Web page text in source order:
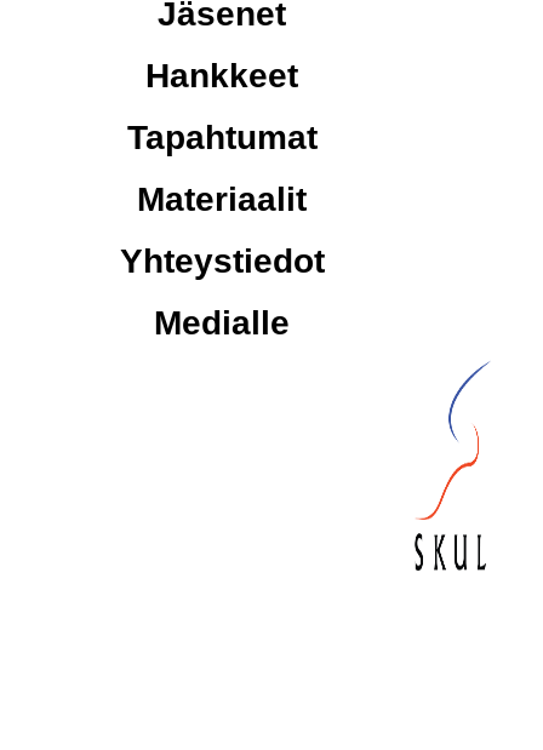
Jäsenet
Hankkeet
Tapahtumat
Materiaalit
Yhteystiedot
Medialle